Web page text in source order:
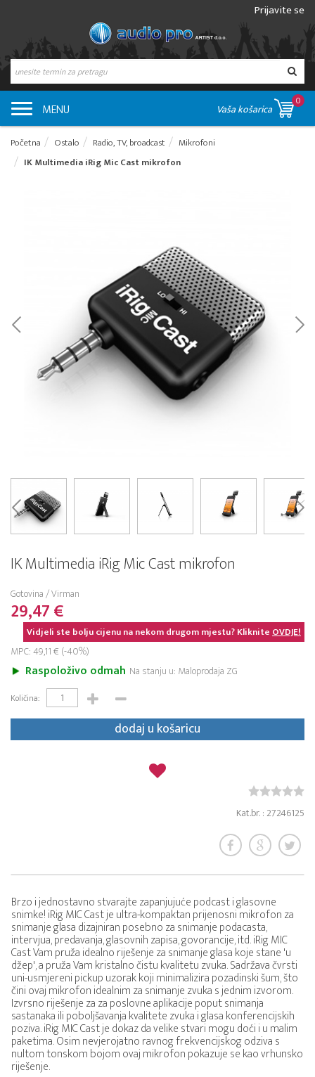
Prijavite se
MENU Vaša košarica
0
Početna Ostalo Radio, TV, broadcast
Mikrofoni
IK Multimedia iRig Mic Cast mikrofon
IK Multimedia iRig Mic Cast mikrofon
Gotovina / Virman
29,47 €
Vidjeli ste bolju cijenu na nekom drugom mjestu? KlikniteOVDJE!
MPC: 49,11 € (-40%)
Raspoloživo odmah Na stanju u: Maloprodaja ZG
Količina:
dodaj u košaricu
Kat.br. : 27246125
Brzo i jednostavno stvarajte zapanjujuće podcast i glasovne
snimke! iRig MIC Cast je ultra-kompaktan prijenosni mikrofon za
snimanje glasa dizajniran posebno za snimanje podacasta,
intervjua, predavanja, glasovnih zapisa, govorancije, itd. iRig MIC
Cast Vam pruža idealno riješenje za snimanje glasa koje stane 'u
džep', a pruža Vam kristalno čistu kvalitetu zvuka. Sadržava čvrsti
uni-usmjereni pickup uzorak koji minimalizira pozadinski šum, što
čini ovaj mikrofon idealnim za snimanje zvuka s jednim izvorom.
Izvrsno riješenje za za poslovne aplikacije poput snimanja
sastanaka ili poboljšavanja kvalitete zvuka i glasa konferencijskih
poziva. iRig MIC Cast je dokaz da velike stvari mogu doći i u malim
paketima. Osim nevjerojatno ravnog frekvencijskog odziva s
nultom tonskom bojom ovaj mikrofon pokazuje se kao vrhunsko
riješenje.